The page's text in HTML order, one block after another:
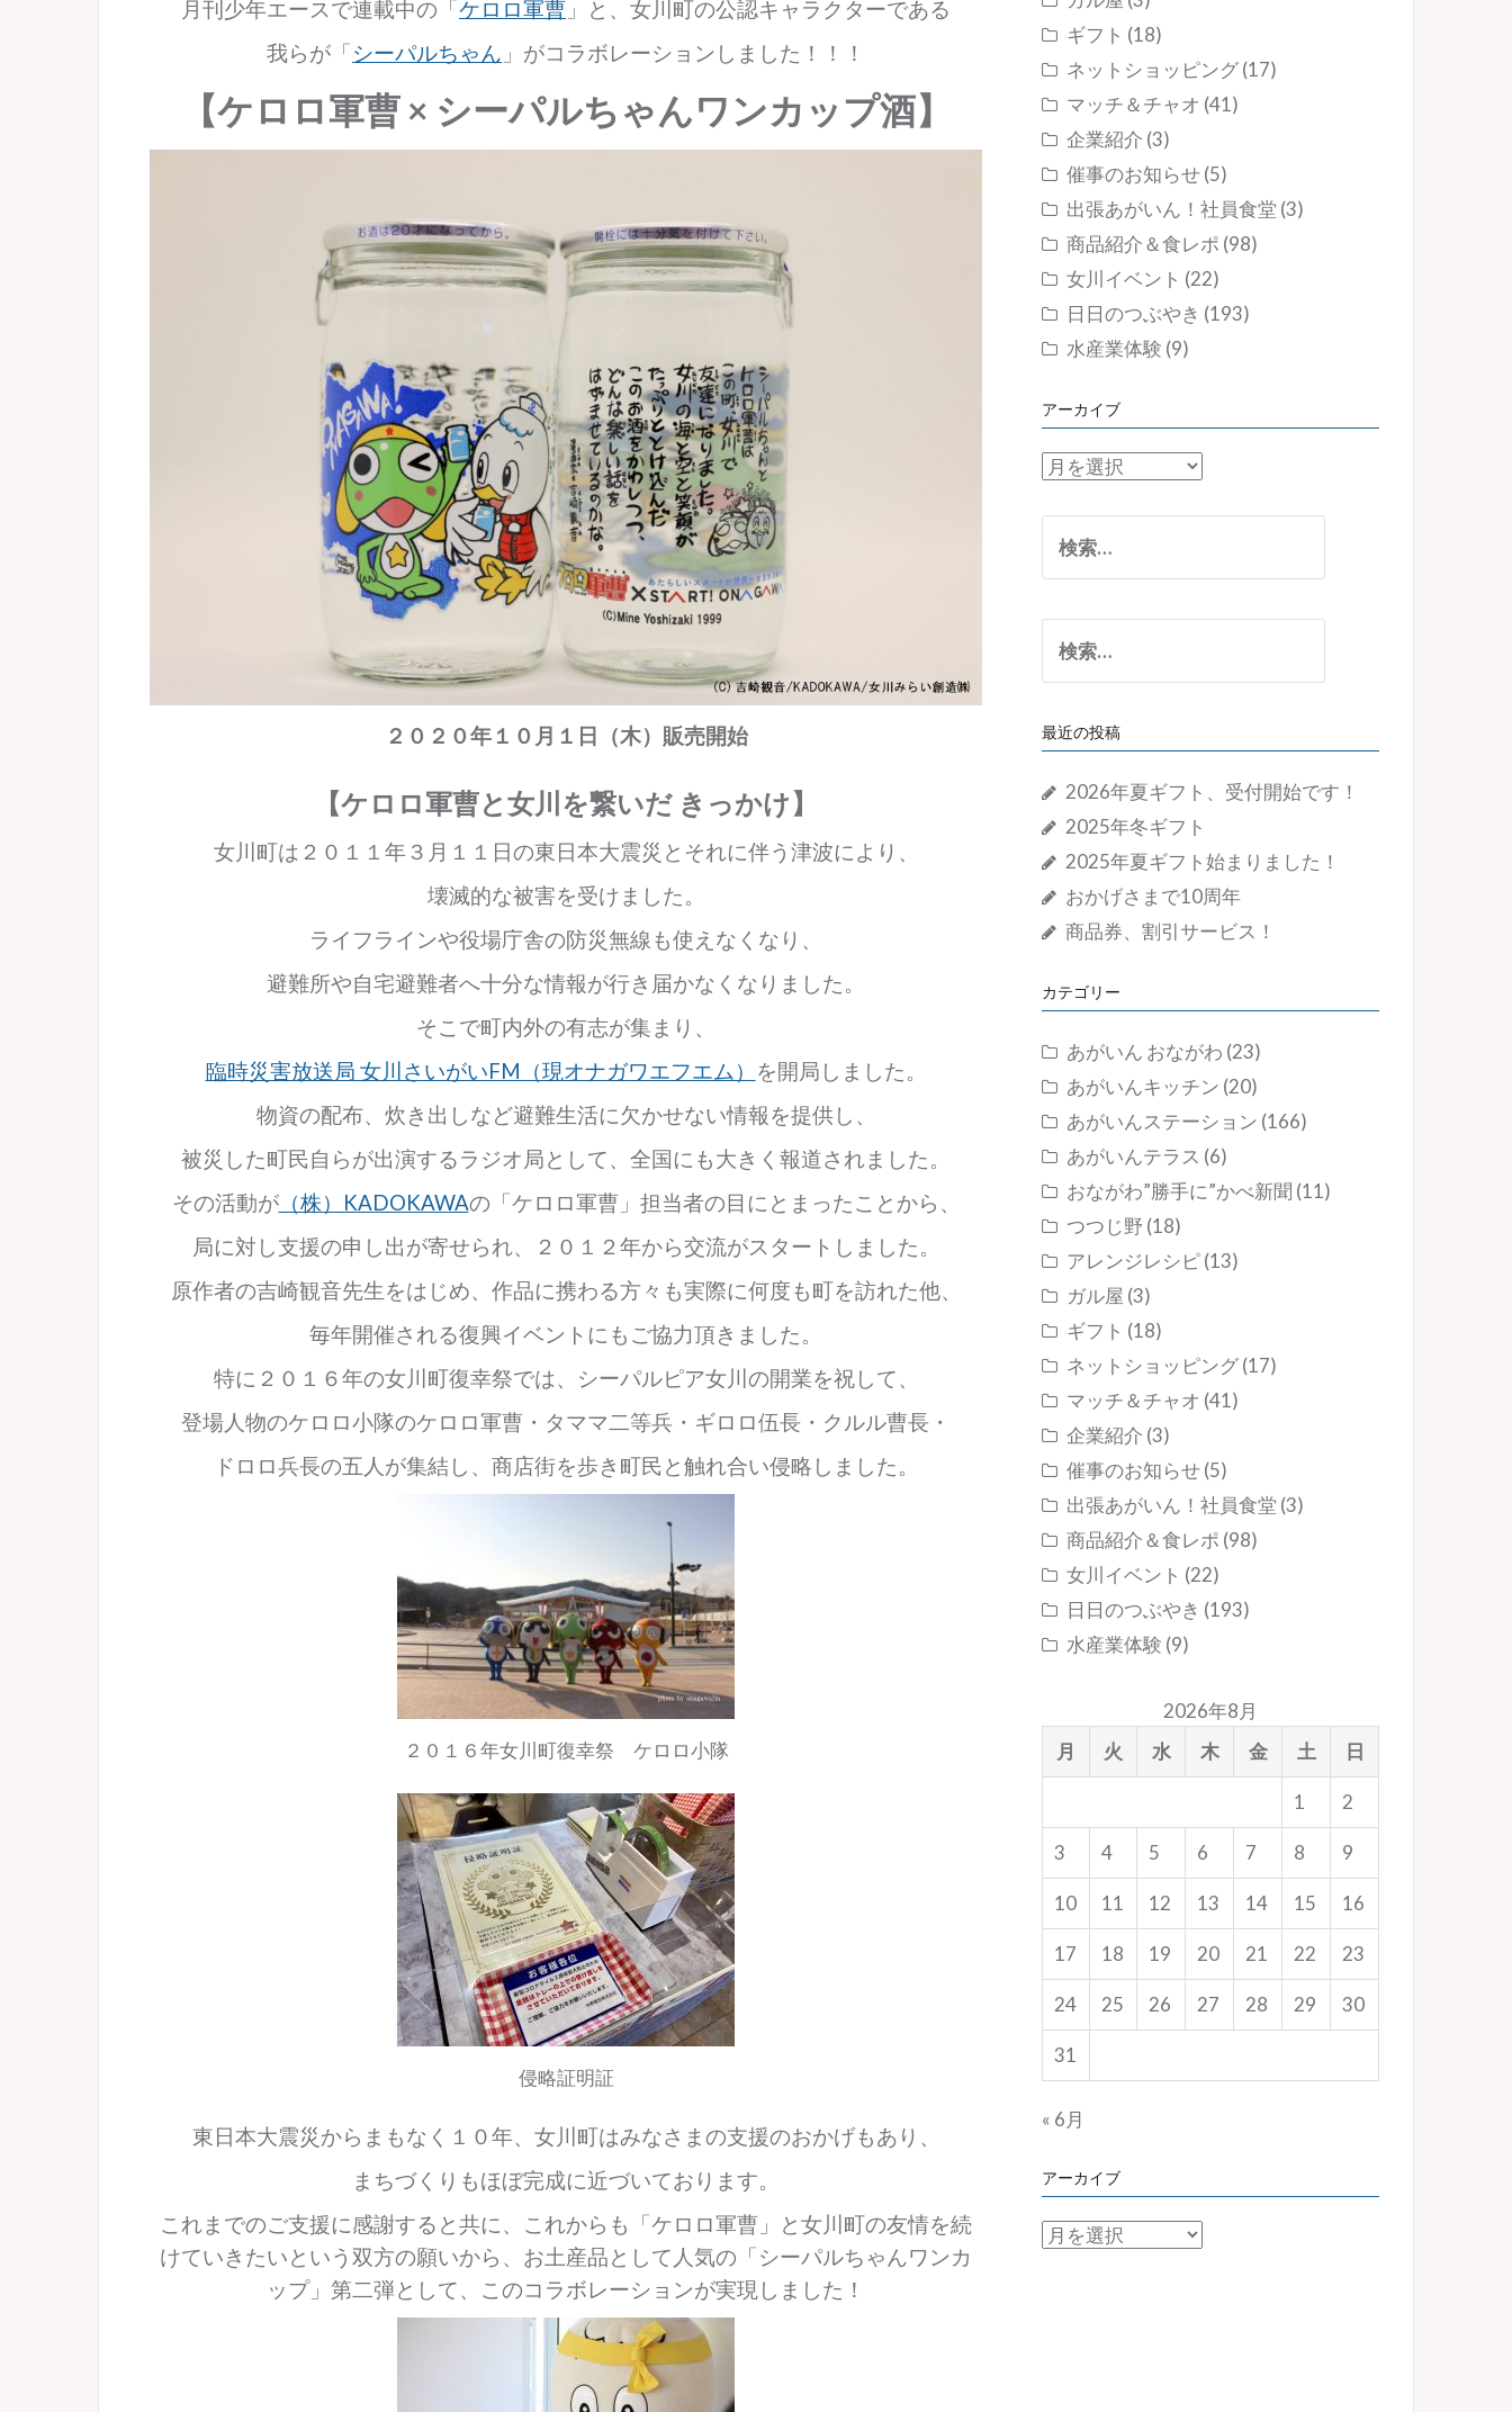
月刊少年エースで連載中の「ケロロ軍曹 」と、女川町の公認キャラクターである
我らが 「シーパルちゃん 」がコラボレーションしました！！！
【ケロロ軍曹 × シーパルちゃんワンカップ酒】
２０２０年１０月１日（木）販売開始
【ケロロ軍曹と女川を繋いだ きっかけ】
女川町は２０１１年３月１１日の東日本大震災とそれに伴う津波により、
壊滅的な被害を受けました。
ライフラインや役場庁舎の防災無線も使えなくなり、
避難所や自宅避難者へ十分な情報が行き届かなくなりました。
そこで町内外の有志が集まり、
臨時災害放送局 女川さいがいFM（現オナガワエフエム）
を開局しました。
物資の配布、炊き出しなど避難生活に欠かせない情報を提供し、
被災した町民自らが出演するラジオ局として、全国にも大きく報道されました。
その活動が（株）KADOKAWAの「ケロロ軍曹」担当者の目にとまったことから、
局に対し支援の申し出が寄せられ、
２０１２年から交流がスタートしました。
原作者の吉崎観音先生をはじめ、作品に携わる方々も実際に何度も町を訪れた他、
毎年開催される復興イベントにもご協力頂きました。
特に２０１６年の女川町復幸祭では、シーパルピア女川の開業を祝して、
登場人物のケロロ小隊のケロロ軍曹・タママ二等兵・ギロロ伍長・クルル曹長・
ドロロ兵長の五人が集結し、 商店街を歩き町民と触れ合い侵略しました。
２０１６年女川町復幸祭 ケロロ小隊
侵略証明証
東日本大震災からまもなく１０年、女川町はみなさまの支援のおかげもあり、
まちづくりもほぼ完成に近づいております。
これまでのご支援に感謝すると共に、これからも「ケロロ軍曹」と女川町の友情を続
けていきたいという双方の願いから、お土産品として人気の「シーパルちゃんワンカ
ップ」第二弾として、このコラボレーションが実現しました！
ギフト (18)
ネットショッピング(17)
マッチ＆チャオ (41)
企業紹介 (3)
催事のお知らせ(5)
出張あがいん！社員食堂 (3)
商品紹介＆食レポ (98)
女川イベント (22)
日日のつぶやき (193)
水産業体験 (9)
アーカイブ
ア
イ
ブ
索:
索:
最近の投稿
2026年夏ギフト、受付開始です！
2025年冬ギフト
2025年夏ギフト始まりました！
おかげさまで10周年
商品券、割引サービス！
カテゴリー
あがいん おながわ (23)
あがいんキッチン (20)
あがいんステーション (166)
あがいんテラス (6)
おながわ”勝手に”かべ新聞 (11)
つつじ野 (18)
アレンジレシピ(13)
ガル屋 (3)
ギフト (18)
ネットショッピング(17)
マッチ＆チャオ (41)
企業紹介 (3)
催事のお知らせ(5)
出張あがいん！社員食堂 (3)
商品紹介＆食レポ (98)
女川イベント (22)
日日のつぶやき (193)
水産業体験 (9)
2026年8月
月
火 水 木 金 土 日
1 2
3 4 5 6 7 8 9
10 11 12 13 14 15 16
17 18 19 20 21 22 23
24 25 26 27 28 29 30
31
« 6月
アーカイブ
ア